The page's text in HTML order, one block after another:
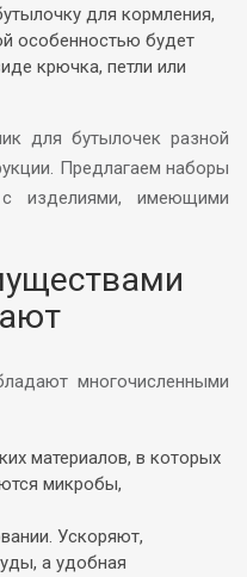
для кормления,
особенностью будет
крючка, петли или
для бутылочек разной
Предлагаем наборы
изделиями, имеющими
многочисленными
материалов, в которых
микробы,
Ускоряют,
а удобная